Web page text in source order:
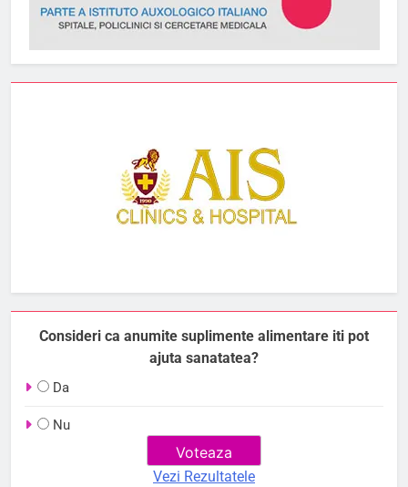
Consideri ca anumite suplimente alimentare iti pot
ajuta sanatatea?
Da
Nu
Vezi Rezultatele